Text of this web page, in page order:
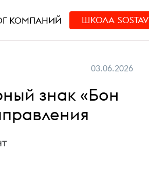
КОМПАНИЙ ШКОЛА SOSTAV
03.06.2026
знак «Бон